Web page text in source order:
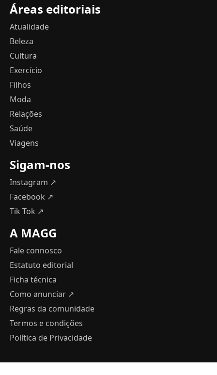
Áreas editoriais
Atualidade
Beleza
Cultura
Exercício
Filhos
Moda
Relações
Saúde
Viagens
Sigam-nos
Instagram ↗
Facebook ↗
Tik Tok ↗
A MAGG
Fale connosco
Estatuto editorial
Ficha técnica
Como anunciar ↗
Regras da comunidade
Termos e condições
Política de Privacidade